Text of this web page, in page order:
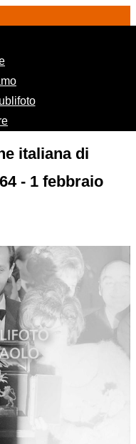
(current)
italiana di
- 1 febbraio